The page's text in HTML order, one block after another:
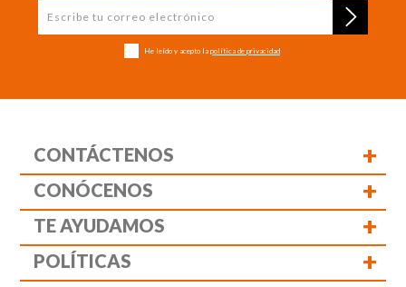
He leído y acepto la política de privacidad
CONTÁCTENOS +
CONÓCENOS +
TE AYUDAMOS +
POLÍTICAS +